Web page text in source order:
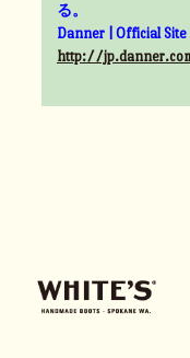
る。
Danner | Official Site
http://